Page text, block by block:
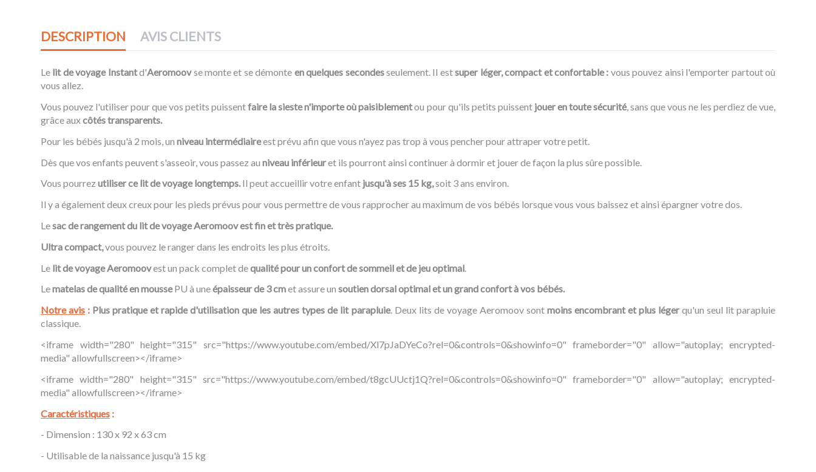
DESCRIPTION AVIS CLIENTS
Le lit de voyage Instantd'Aeromoovse monte et se démonte en quelques secondesseulement. Il estsuper léger, compact et confortable : vous pouvez ainsi l'emporter partout où
vous allez.
Vous pouvez l'utiliser pour que vos petits puissentfaire la sieste n'importe où paisiblementou pour qu'ils petits puissent jouer en toute sécurité, sans que vous ne les perdiez de vue,
grâce auxcôtés transparents.
Pour les bébés jusqu'à 2 mois, un niveau intermédiaireest prévu afin que vous n'ayez pas trop à vous pencher pour attraper votre petit.
Dès que vos enfants peuvent s'asseoir, vous passez au niveau inférieuret ils pourront ainsi continuer à dormir et jouer de façon la plus sûre possible.
Vous pourrez utiliser ce lit de voyage longtemps.Il peut accueillir votre enfant jusqu'à ses 15 kg,soit 3 ans environ.
Il y a également deux creux pour les pieds prévus pour vous permettre de vous rapprocher au maximum de vos bébés lorsque vous vous baissez et ainsi épargner votre dos.
Lesac de rangement du lit de voyage Aeromoov est fin et très pratique.
Ultra compact,vous pouvez le ranger dans les endroits les plus étroits.
Le lit de voyage Aeromoovest un pack complet dequalité pour un confort de sommeil et de jeu optimal
Lematelas de qualité en moussePU à uneépaisseur de 3 cmet assure un soutien dorsal optimal et un grand confort à vos bébés.
Notre avis : Plus pratique et rapide d'utilisation que les autres types de lit parapluie. Deux lits de voyage Aeromoov sont moins encombrant et plus légerqu'un seul lit parapluie
classique.
<iframe width="280" height="315" src="https://www.youtube.com/embed/Xl7pJaDYeCo?rel=0&controls=0&showinfo=0" frameborder="0" allow="autoplay; encrypted-
media" allowfullscreen></iframe>
<iframe width="280" height="315" src="https://www.youtube.com/embed/t8gcUUctj1Q?rel=0&controls=0&showinfo=0" frameborder="0" allow="autoplay; encrypted-
media" allowfullscreen></iframe>
Caractéristiques :
- Dimension : 130 x 92 x 63 cm
- Utilisable de la naissance jusqu'à 15 kg